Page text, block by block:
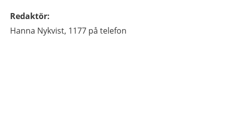
Redaktör:
Hanna Nykvist, 1177 på telefon